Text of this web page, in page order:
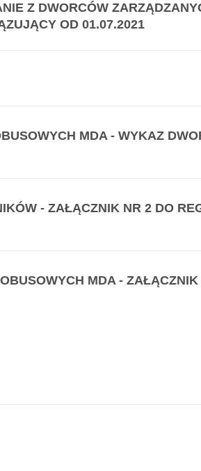
Z DWORCÓW
OD 01.07.2021
MDA - WYKAZ
- ZAŁĄCZNIK NR 2 DO
MDA - ZAŁĄCZNIK